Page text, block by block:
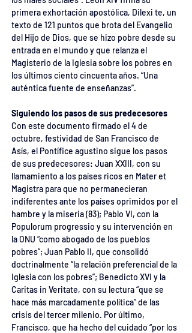
primera exhortación apostólica, Dilexi te, un
texto de 121 puntos que brota del Evangelio
del Hijo de Dios, que se hizo pobre desde su
entrada en el mundo y que relanza el
Magisterio de la Iglesia sobre los pobres en
los últimos ciento cincuenta años. “Una
auténtica fuente de enseñanzas”.
Siguiendo los pasos de sus predecesores
Con este documento firmado el 4 de
octubre, festividad de San Francisco de
Asís, el Pontífice agustino sigue los pasos
de sus predecesores: Juan XXIII, con su
llamamiento a los países ricos en Mater et
Magistra para que no permanecieran
indiferentes ante los países oprimidos por el
hambre y la miseria (83); Pablo VI, con la
Populorum progressio y su intervención en
la ONU “como abogado de los pueblos
pobres”; Juan Pablo II, que consolidó
doctrinalmente “la relación preferencial de la
Iglesia con los pobres”; Benedicto XVI y la
Caritas in Veritate, con su lectura “que se
hace más marcadamente política” de las
crisis del tercer milenio. Por último,
Francisco, que ha hecho del cuidado “por los